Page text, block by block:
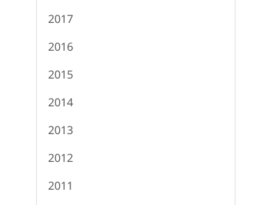
2017
2016
2015
2014
2013
2012
2011